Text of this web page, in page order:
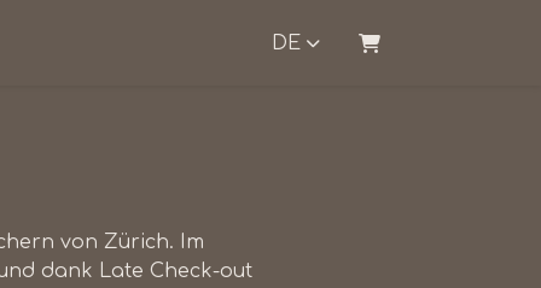
DE
WARENKORB
von Zürich. Im
dank Late Check-out